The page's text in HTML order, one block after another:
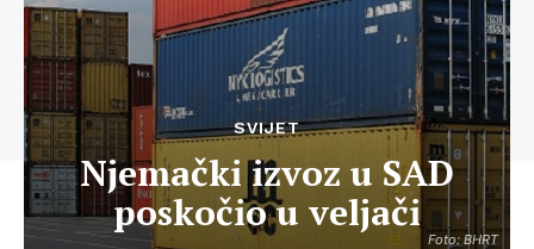
Foto: BHRT
SVIJET
Njemački izvoz u SAD
poskočio u veljači